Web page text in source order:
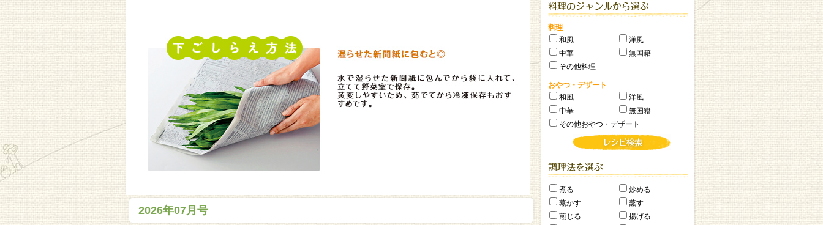
2026年07月号
料理
和風
洋風
中華
無国籍
その他料理
おやつ・デザート
和風
洋風
中華
無国籍
その他おやつ・デザート
煮る
炒める
蒸かす
蒸す
煎じる
揚げる